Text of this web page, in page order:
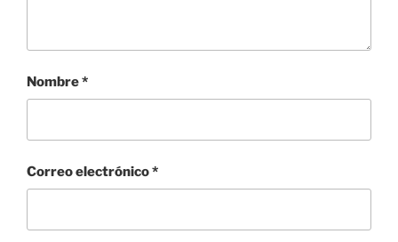
Nombre*
Correo electrónico*